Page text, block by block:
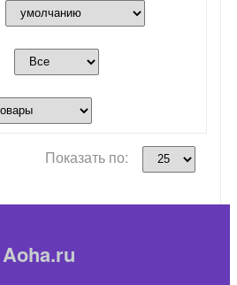
Показать по:
Aoha.ru